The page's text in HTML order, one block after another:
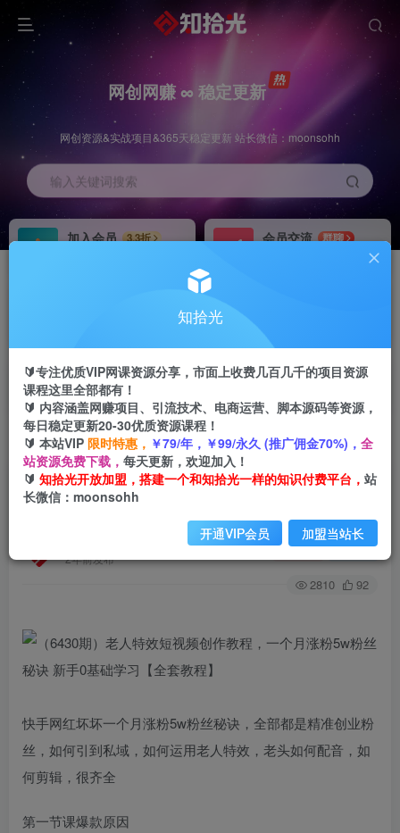
网创网赚 ∞ 稳定更新
网创资源&实战项目&365天稳定更新 站长微信：moonsohh
输入关键词搜索
加入会员
3.3折
会员交流
群聊
首页 创业课程 会员专属 正文
（6430期）老人特效短视频创作教程，一个月涨
粉5w粉丝秘诀 新手0基础学习【全套教程】
2年前发布
关注 私信
2810 92
快手网红坏坏一个月涨粉5w粉丝秘诀，全部都是精准创业粉
丝，如何引到私域，如何运用老人特效，老头如何配音，如
何剪辑，很齐全
第一节课爆款原因
知拾光
🔰专注优质VIP网课资源分享，市面上收费几百几千的项目资源
课程这里全部都有！
🔰 内容涵盖网赚项目、引流技术、电商运营、脚本源码等资源，
每日稳定更新20-30优质资源课程！
🔰 本站VIP 限时特惠， ￥79/年，￥99/永久 (推广佣金70%)， 全
站资源免费下载， 每天更新，欢迎加入！
🔰 知拾光开放加盟，搭建一个和知拾光一样的知识付费平台， 站
长微信：moonsohh
开通VIP会员 加盟当站长